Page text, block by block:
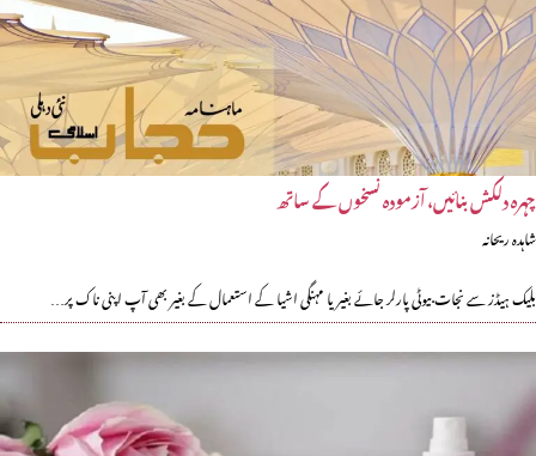
چہرہ دلکش بنائیں، آزمودہ نسخوں کے ساتھ
شاہدہ ریحانہ
بلیک ہیڈز سے نجات بیوٹی پارلر جائے بغیر یا مہنگی اشیا کے استعمال کے بغیر بھی آپ اپنی ناک پر…